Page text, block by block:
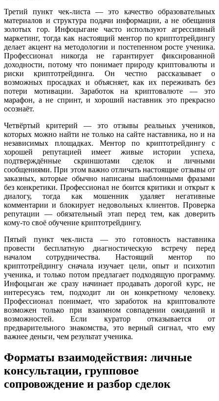
Третий пункт чек-листа — это качество образовательных
материалов и структура подачи информации, а не обещания
золотых гор. Инфоцыгане часто используют агрессивный
маркетинг, тогда как настоящий ментор по криптотрейдингу
делает акцент на методологии и постепенном росте ученика.
Профессионал никогда не гарантирует фиксированной
доходности, потому что понимает природу криптовалюты и
риски криптотрейдинга. Он честно рассказывает о
возможных просадках и объясняет, как их переживать без
потери мотивации. Заработок на криптовалюте — это
марафон, а не спринт, и хороший наставник это прекрасно
осознаёт.
Четвёртый критерий — это отзывы реальных учеников,
которых можно найти не только на сайте наставника, но и на
независимых площадках. Ментор по криптотрейдингу с
хорошей репутацией имеет живые истории успеха,
подтверждённые скриншотами сделок и личными
сообщениями. При этом важно отличать настоящие отзывы от
заказных, которые обычно написаны шаблонными фразами
без конкретики. Профессионал не боится критики и открыт к
диалогу, тогда как мошенник удаляет негативные
комментарии и блокирует недовольных клиентов. Проверка
репутации — обязательный этап перед тем, как доверить
кому-то своё обучение криптотрейдингу.
Пятый пункт чек-листа — это готовность наставника
провести бесплатную диагностическую встречу перед
началом сотрудничества. Настоящий ментор по
криптотрейдингу сначала изучает цели, опыт и психотип
ученика, и только потом предлагает подходящую программу.
Инфоцыган же сразу начинает продавать дорогой курс, не
интересуясь тем, подходит ли он конкретному человеку.
Профессионал понимает, что заработок на криптовалюте
возможен только при взаимном совпадении ожиданий и
возможностей. Если куратор отказывается от
предварительного знакомства, это верный сигнал, что ему
важнее деньги, чем результат ученика.
Форматы взаимодействия: личные
консультации, групповое
сопровождение и разбор сделок